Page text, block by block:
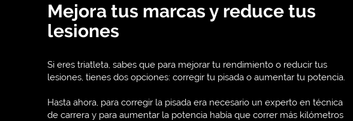
Mejora tus marcas y reduce tus
lesiones
Si eres triatleta, sabes que para mejorar tu rendimiento o reducir tus
lesiones, tienes dos opciones: corregir tu pisada o aumentar tu potencia.
Hasta ahora, para corregir la pisada era necesario un experto en técnica
de carrera y para aumentar la potencia había que correr más kilómetros